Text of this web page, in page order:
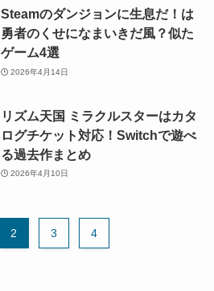
Steamのダンジョンに生息だ！は
勇者のくせになまいきだ風？似た
ゲーム4選
2026年4月14日
リズム天国 ミラクルスターはカタ
ログチケット対応！Switchで遊べ
る過去作まとめ
2026年4月10日
2 3 4